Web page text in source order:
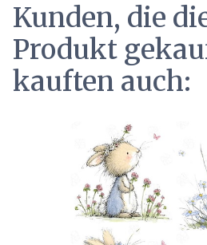
Kunden, die
Produkt
kauften auch: